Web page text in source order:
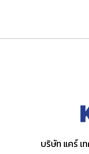
บริษัท แคร์ เ